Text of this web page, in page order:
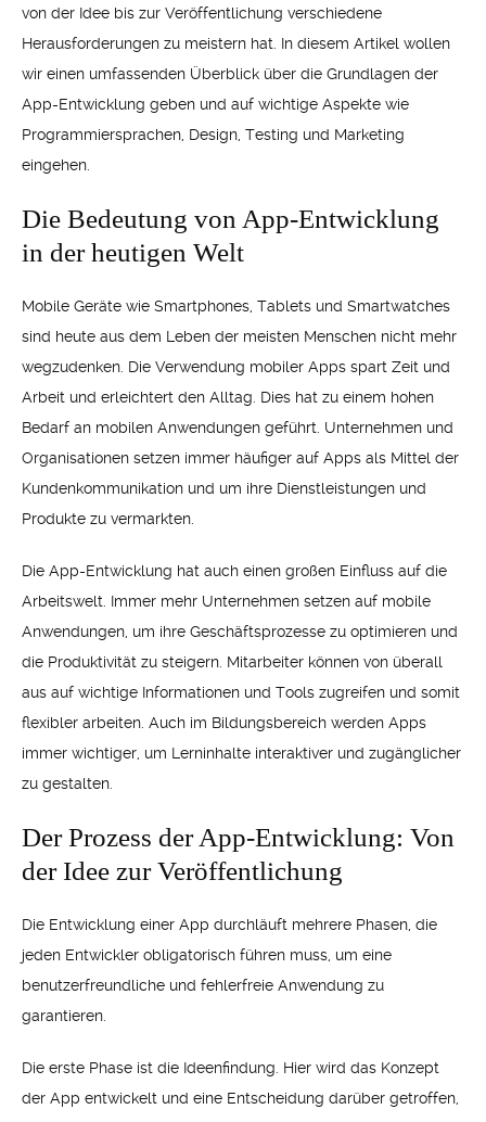
von der Idee bis zur Veröffentlichung verschiedene
Herausforderungen zu meistern hat. In diesem Artikel wollen
wir einen umfassenden Überblick über die Grundlagen der
App-Entwicklung geben und auf wichtige Aspekte wie
Programmiersprachen, Design, Testing und Marketing
eingehen.
Die Bedeutung von App-Entwicklung
in der heutigen Welt
Mobile Geräte wie Smartphones, Tablets und Smartwatches
sind heute aus dem Leben der meisten Menschen nicht mehr
wegzudenken. Die Verwendung mobiler Apps spart Zeit und
Arbeit und erleichtert den Alltag. Dies hat zu einem hohen
Bedarf an mobilen Anwendungen geführt. Unternehmen und
Organisationen setzen immer häufiger auf Apps als Mittel der
Kundenkommunikation und um ihre Dienstleistungen und
Produkte zu vermarkten.
Die App-Entwicklung hat auch einen großen Einfluss auf die
Arbeitswelt. Immer mehr Unternehmen setzen auf mobile
Anwendungen, um ihre Geschäftsprozesse zu optimieren und
die Produktivität zu steigern. Mitarbeiter können von überall
aus auf wichtige Informationen und Tools zugreifen und somit
flexibler arbeiten. Auch im Bildungsbereich werden Apps
immer wichtiger, um Lerninhalte interaktiver und zugänglicher
zu gestalten.
Der Prozess der App-Entwicklung: Von
der Idee zur Veröffentlichung
Die Entwicklung einer App durchläuft mehrere Phasen, die
jeden Entwickler obligatorisch führen muss, um eine
benutzerfreundliche und fehlerfreie Anwendung zu
garantieren.
Die erste Phase ist die Ideenfindung. Hier wird das Konzept
der App entwickelt und eine Entscheidung darüber getroffen,